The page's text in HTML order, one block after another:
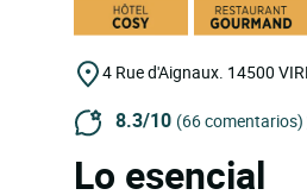
4 Rue d'Aignaux. 14500
8.3/10 (66 comentarios)
Lo esencial